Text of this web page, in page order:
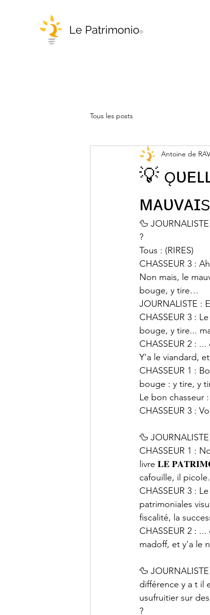
Le Patrimonio®
Tous les posts
💡
Antoine de
🦆
?
Tous : (RIRES)
CHASSEUR 3 :
Non mais, le
bouge, y tire…
JOURNALISTE :
CHASSEUR 3 :
bouge, y tire...
CHASSEUR 2 :
Y'a le viandard,
CHASSEUR 1 :
bouge : y tire, y
Le bon chasseur
CHASSEUR 3 :
🦆
CHASSEUR 1 :
livre 𝐋𝐄
cafouille, il picole.
CHASSEUR 3 :
patrimoniales
fiscalité, la
CHASSEUR 2 :
madoff, et y'a le
🦆
différence y a t il
usufruitier sur
?